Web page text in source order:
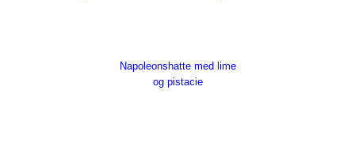
Napoleonshatte med lime
og pistacie